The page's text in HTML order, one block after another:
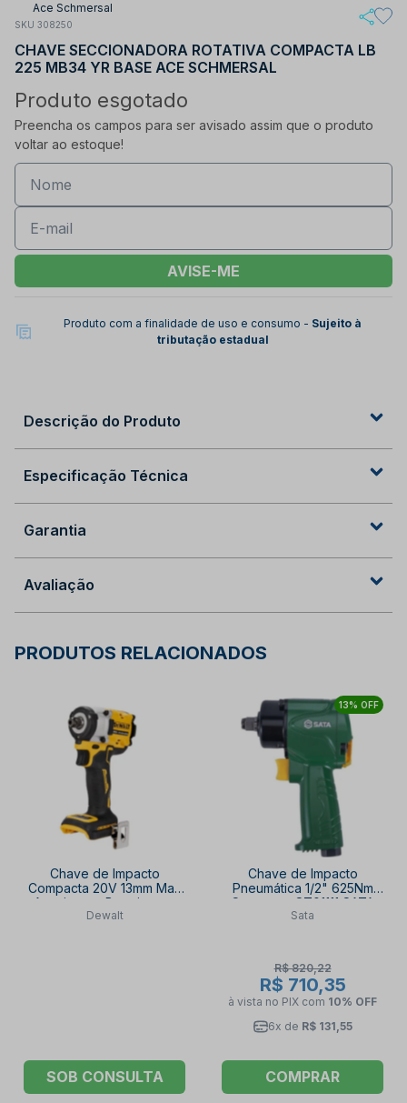
Ace Schmersal
SKU 308250
CHAVE SECCIONADORA ROTATIVA COMPACTA LB
225 MB34 YR BASE ACE SCHMERSAL
Produto esgotado
Preencha os campos para ser avisado assim que o produto
voltar ao estoque!
AVISE-ME
Produto com a finalidade de uso e consumo - Sujeito à
tributação estadual
Descrição do Produto
Especificação Técnica
Garantia
Avaliação
PRODUTOS RELACIONADOS
Chave de Impacto
Compacta 20V 13mm Max
Atomic sem Bateria sem
Carregador DCF922B-B3
Dewalt
SOB CONSULTA
13% OFF
Chave de Impacto
Pneumática 1/2" 625Nm
Compacta ST01111 SATA
Sata
R$ 820,22
R$ 710,35
à vista no PIX com 10% OFF
6x de R$ 131,55
COMPRAR